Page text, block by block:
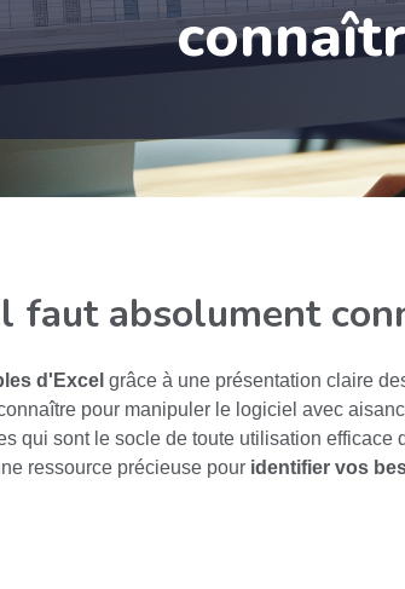
faut absolument
d'Excel grâce à une présentation claire
pour manipuler le logiciel avec
qui sont le socle de toute utilisation
ressource précieuse pour identifier vos